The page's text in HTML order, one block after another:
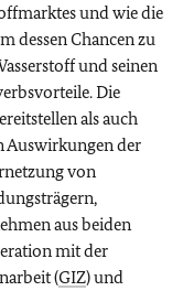
und wie die
dessen Chancen zu
und seinen
Die
als auch
Auswirkungen der
von
aus beiden
mit der
(GIZ) und